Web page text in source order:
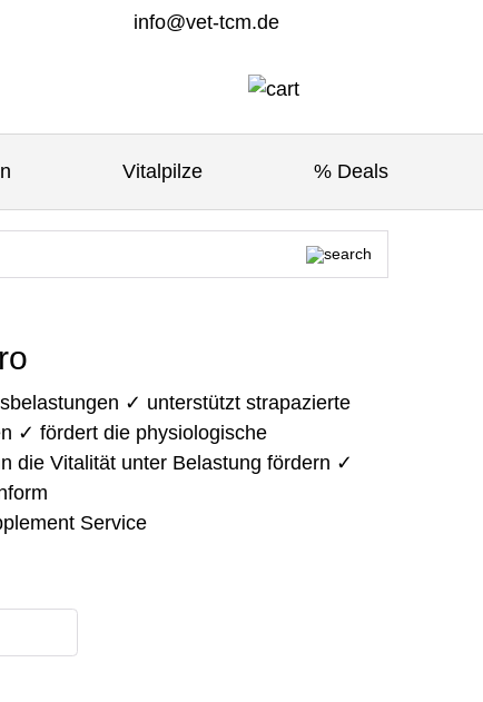
info@vet-tcm.de
Vitalpilze % Deals
✓ unterstützt strapazierte
✓ fördert die physiologische
die Vitalität unter Belastung fördern ✓
Service